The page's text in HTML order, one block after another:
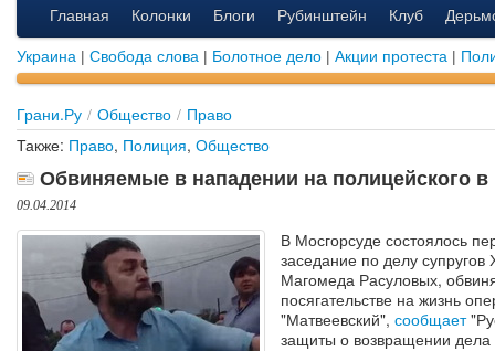
Главная Колонки Блоги Рубинштейн Клуб
Украина | Свобода слова | Болотное дело | Акции протеста |
Грани.Ру / Общество / Право
Также: Право, Полиция, Общество
Обвиняемые в нападении на полицейского
09.04.2014
В Мосгорсуде состоялось
заседание по делу супругов
Магомеда Расуловых,
посягательстве на жизнь
"Матвеевский", сообщает
защиты о возвращении